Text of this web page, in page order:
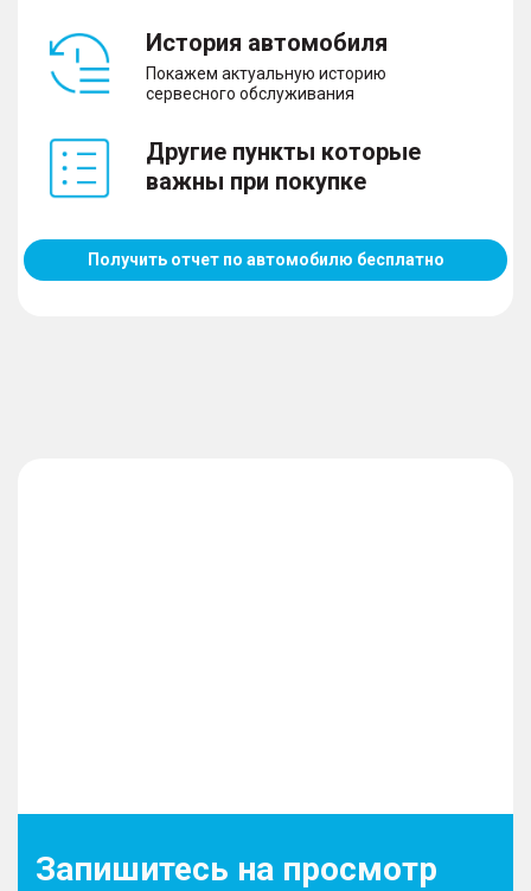
История автомобиля
Покажем актуальную историю
сервесного обслуживания
Другие пункты которые
важны при покупке
Получить отчет по автомобилю бесплатно
Запишитесь на просмотр